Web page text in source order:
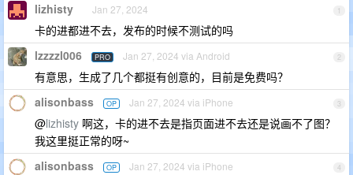
1
lizhisty Jan 27, 2024
卡的进都进不去，发布的时候不测试的吗
2
lzzzzl006 PRO Jan 27, 2024 via Android
有意思，生成了几个都挺有创意的，目前是免费吗？
3
alisonbass OP Jan 27, 2024 via iPhone
@lizhisty 啊这，卡的进不去是指页面进不去还是说画不了图？
我这里挺正常的呀~
4
alisonbass OP Jan 27, 2024 via iPhone